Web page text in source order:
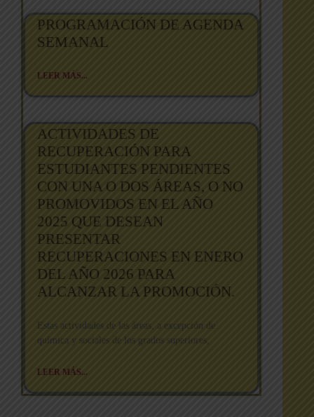
PROGRAMACIÓN DE AGENDA
SEMANAL
LEER MÁS...
ACTIVIDADES DE
RECUPERACIÓN PARA
ESTUDIANTES PENDIENTES
CON UNA O DOS ÁREAS, O NO
PROMOVIDOS EN EL AÑO
2025 QUE DESEAN
PRESENTAR
RECUPERACIONES EN ENERO
DEL AÑO 2026 PARA
ALCANZAR LA PROMOCIÓN.
Estas actividades de las áreas, a excepción de
química y sociales de los grados superiores,
LEER MÁS...